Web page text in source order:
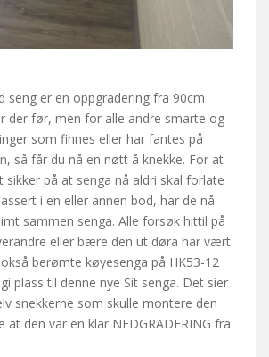
seng er en oppgradering fra 90cm
der før, men for alle andre smarte og
som finnes eller har fantes på
så får du nå en nøtt å knekke. For at
sikker på at senga nå aldri skal forlate
i en eller annen bod, har de nå
sammen senga. Alle forsøk hittil på
eller bære den ut døra har vært
berømte køyesenga på HK53-12
plass til denne nye Sit senga. Det sier
snekkerne som skulle montere den
at den var en klar NEDGRADERING fra